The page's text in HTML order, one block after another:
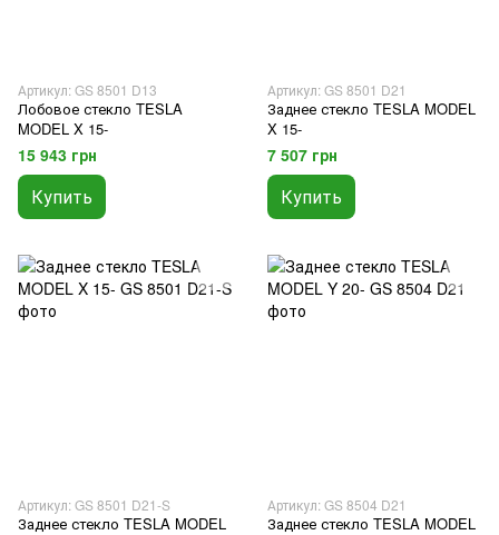
Артикул: GS 8501 D13
Лобовое стекло TESLA
MODEL X 15-
15 943 грн
Купить
Артикул: GS 8501 D21
Заднее стекло TESLA MODEL
X 15-
7 507 грн
Купить
Артикул: GS 8501 D21-S
Заднее стекло TESLA MODEL
Артикул: GS 8504 D21
Заднее стекло TESLA MODEL